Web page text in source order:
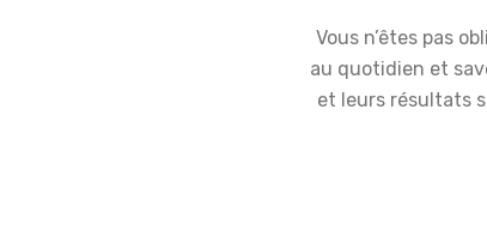
Vous n’êtes pas
au quotidien et
et leurs résultats